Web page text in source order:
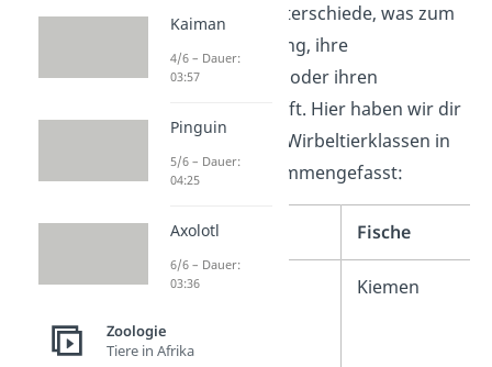
auch deutliche Unterschiede, was zum
Beispiel ihre Atmung, ihre
Körperbedeckung oder ihren
Lebensraum betrifft. Hier haben wir dir
die Merkmale der Wirbeltierklassen in
einer Tabelle zusammengefasst:
Fische
Atmung Kiemen
Kaiman
4/6 – Dauer:
03:57
Pinguin
5/6 – Dauer:
04:25
Axolotl
6/6 – Dauer:
03:36
Zoologie
Tiere in Afrika